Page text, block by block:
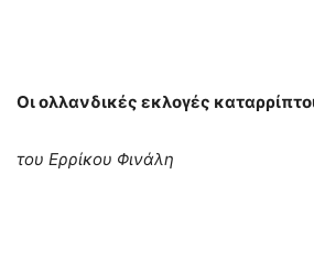
Οι ολλανδικές εκλογές
του Ερρίκου Φινάλη